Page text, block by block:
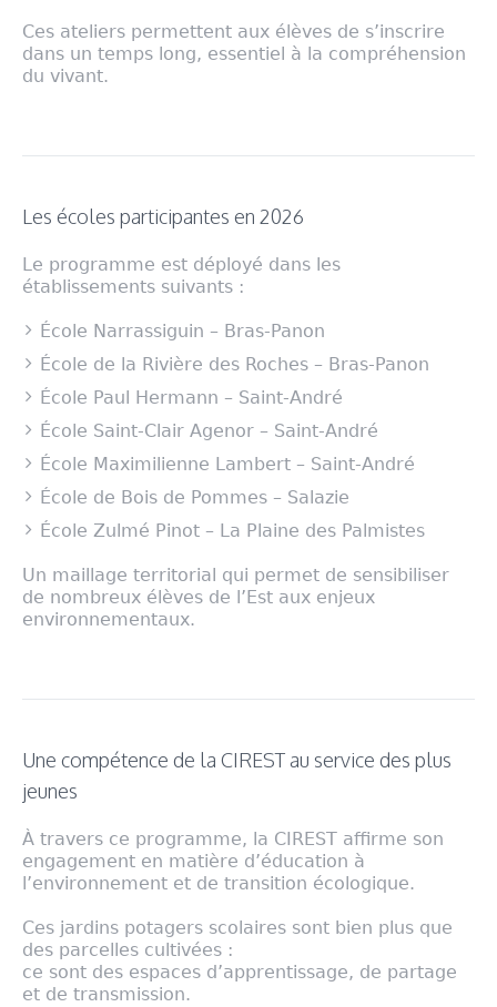
Ces ateliers permettent aux élèves de s’inscrire
dans un temps long, essentiel à la compréhension
du vivant.
Les écoles participantes en 2026
Le programme est déployé dans les
établissements suivants :
École Narrassiguin – Bras-Panon
École de la Rivière des Roches – Bras-Panon
École Paul Hermann – Saint-André
École Saint-Clair Agenor – Saint-André
École Maximilienne Lambert – Saint-André
École de Bois de Pommes – Salazie
École Zulmé Pinot – La Plaine des Palmistes
Un maillage territorial qui permet de sensibiliser
de nombreux élèves de l’Est aux enjeux
environnementaux.
Une compétence de la CIREST au service des plus
jeunes
À travers ce programme, la CIREST affirme son
engagement en matière d’éducation à
l’environnement et de transition écologique.
Ces jardins potagers scolaires sont bien plus que
des parcelles cultivées :
ce sont des espaces d’apprentissage, de partage
et de transmission.